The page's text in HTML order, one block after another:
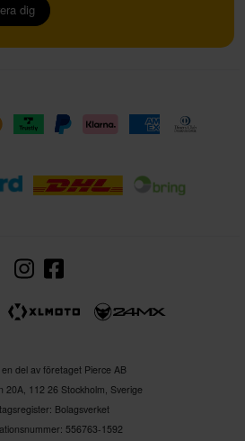
dig
del av företaget Pierce AB
20A, 112 26 Stockholm, Sverige
Bolagsverket
556763-1592